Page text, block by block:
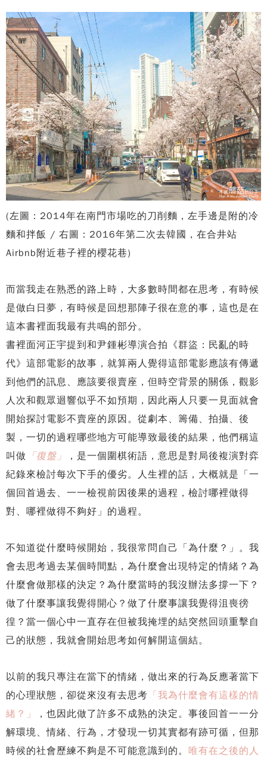
(左圖：2014年在南門市場吃的刀削麵，左手邊是附的冷
麵和拌飯 / 右圖：2016年第二次去韓國，在合井站
Airbnb附近巷子裡的櫻花巷)
而當我走在熟悉的路上時，大多數時間都在思考，有時候
是做白日夢，有時候是回想那陣子很在意的事，這也是在
這本書裡面我最有共鳴的部分。
書裡面河正宇提到和尹鍾彬導演合拍《群盜：民亂的時
代》這部電影的故事，就算兩人覺得這部電影應該有傳遞
到他們的訊息、應該要很賣座，但時空背景的關係，觀影
人次和觀眾迴響似乎不如預期，因此兩人只要一見面就會
開始探討電影不賣座的原因。從劇本、籌備、拍攝、後
製，一切的過程哪些地方可能導致最後的結果，他們稱這
叫做 「復盤」
，是一個圍棋術語，意思是對局後複演對弈
紀錄來檢討每次下手的優劣。人生裡的話，大概就是「一
個回首過去、一一檢視前因後果的過程，檢討哪裡做得
對、哪裡做得不夠好」的過程。
不知道從什麼時候開始，我很常問自己「為什麼？」。我
會去思考過去某個時間點，為什麼會出現特定的情緒？為
什麼會做那樣的決定？為什麼當時的我沒辦法多撐一下？
做了什麼事讓我覺得開心？做了什麼事讓我覺得沮喪徬
徨？當一個心中一直存在但被我掩埋的結突然回頭重擊自
己的狀態，我就會開始思考如何解開這個結。
以前的我只專注在當下的情緒，做出來的行為反應著當下
的心理狀態，卻從來沒有去思考 「我為什麼會有這樣的情
緒？」
，也因此做了許多不成熟的決定。事後回首一一分
解環境、情緒、行為，才發現一切其實都有跡可循，但那
時候的社會歷練不夠是不可能意識到的。 唯有在之後的人